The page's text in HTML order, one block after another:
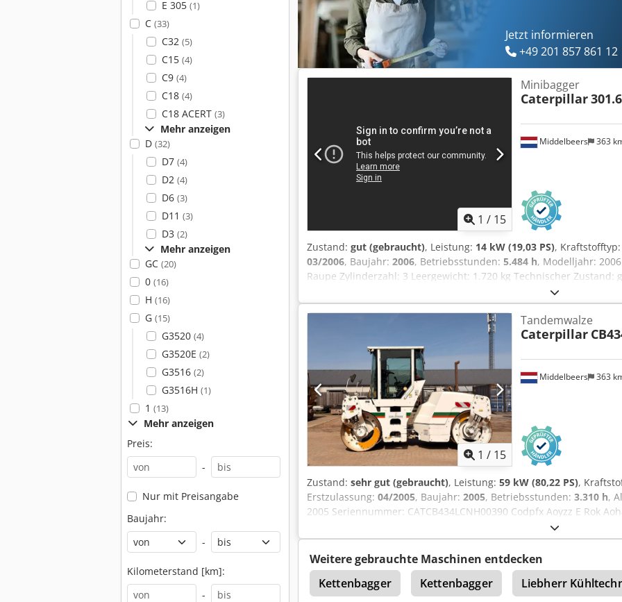
E 305 (1)
C (33)
C32 (5)
C15 (4)
C9 (4)
C18 (4)
C18 ACERT (3)
Mehr anzeigen
D (32)
D7 (4)
D2 (4)
D6 (3)
D11 (3)
D3 (2)
Mehr anzeigen
GC (20)
0 (16)
H (16)
G (15)
G3520 (4)
G3520E (2)
G3516 (2)
G3516H (1)
1 (13)
Mehr anzeigen
Preis:
-
Nur mit Preisangabe
Baujahr:
-
Kilometerstand [km]:
-
Jetzt informieren
+49 201 857 861 12
1 / 15
Middelbeers 363
Minibagger
Caterpillar
Zustand: gut (gebraucht), Leistung: 14 kW (19,03 PS), Kraftstofftyp:
03/2006, Baujahr: 2006, Betriebsstunden: 5.484 h, Modelljahr:
Raupe Zylinderzahl: 3 Leergewicht: 1.720 kg Technischer
Anfrage Seriennummer: JBB00645 Wenden Sie sich an Ernst van
erhalten.
1 / 15
Middelbeers 363
Tandemwalze
Caterpillar
Zustand: sehr gut (gebraucht), Leistung: 59 kW (80,22 PS),
Erstzulassung: 04/2005, Baujahr: 2005, Betriebsstunden: 3.310 h,
2005 Seriennummer: CATCB434LCNH00390 Codpfx Aoyzz E Rok
Zylinderzahl: 4 Motorhubraum: 4.400 cc Antrieb: Rad Leergewicht:
cm Zustand Technischer Zustand: sehr gut Optischer Zustand:
Informationen Preis: Auf Anfrage Weitere Informationen Wenden
Informationen zu erhalten.
Weitere gebrauchte Maschinen entdecken
Kettenbagger
Kettenbagger Liebherr
Liebherr Baumaschinen Liebherr 941